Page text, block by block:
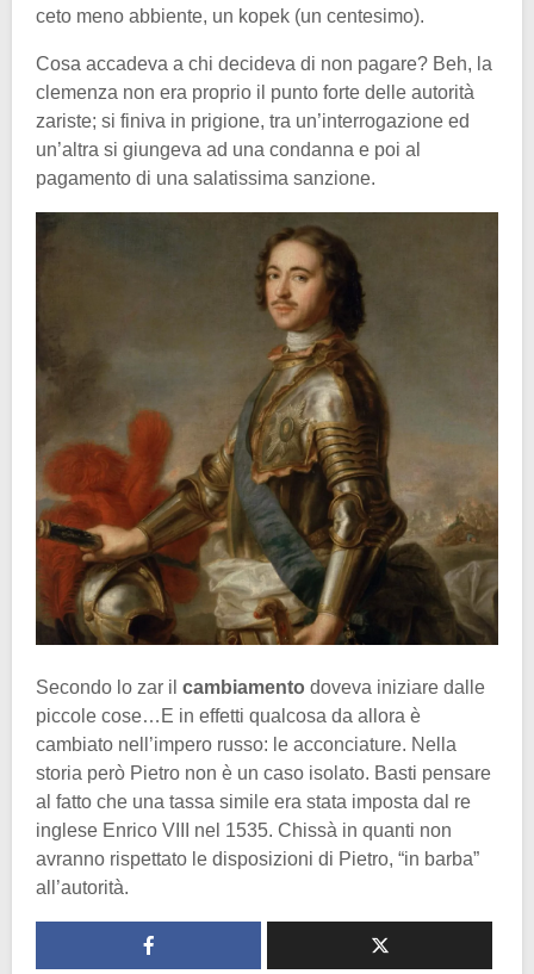
ceto meno abbiente, un kopek (un centesimo).
Cosa accadeva a chi decideva di non pagare? Beh, la
clemenza non era proprio il punto forte delle autorità
zariste; si finiva in prigione, tra un’interrogazione ed
un’altra si giungeva ad una condanna e poi al
pagamento di una salatissima sanzione.
Secondo lo zar il cambiamento doveva iniziare dalle
piccole cose…E in effetti qualcosa da allora è
cambiato nell’impero russo: le acconciature. Nella
storia però Pietro non è un caso isolato. Basti pensare
al fatto che una tassa simile era stata imposta dal re
inglese Enrico VIII nel 1535. Chissà in quanti non
avranno rispettato le disposizioni di Pietro, “in barba”
all’autorità.